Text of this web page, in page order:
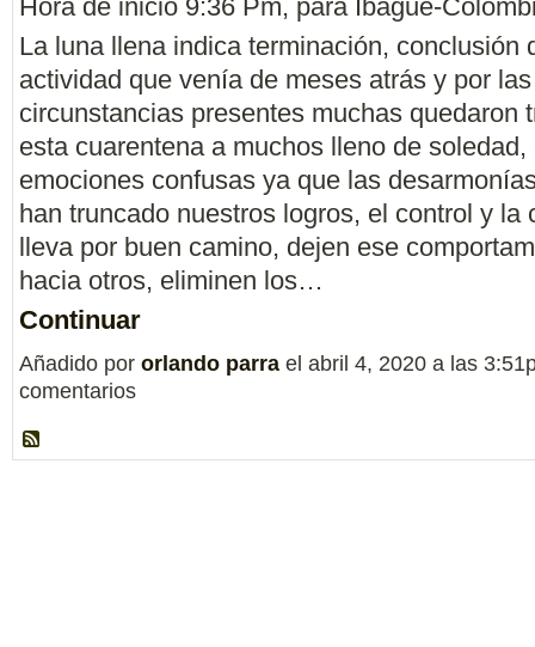
Hora de inicio 9:36 Pm, para Ibagué-
La luna llena indica terminación, conclusión
actividad que venía de meses atrás y por las
circunstancias presentes muchas quedaron
esta cuarentena a muchos lleno de
emociones confusas ya que las
han truncado nuestros logros, el control y la
lleva por buen camino, dejen ese
hacia otros, eliminen los…
Continuar
Añadido por orlando parra el abril 4, 2020 a las
comentarios